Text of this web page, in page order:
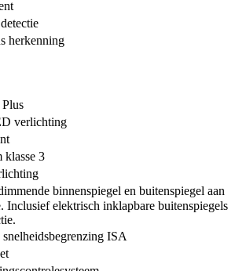
herkenning
verlichting
klasse 3
binnenspiegel en buitenspiegel aan
Inclusief elektrisch inklapbare buitenspiegels
ISA